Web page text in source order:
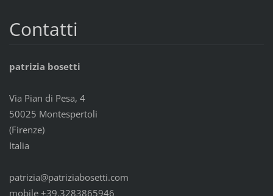
Contatti
patrizia bosetti
Via Pian di Pesa, 4
50025 Montespertoli
(Firenze)
Italia
patrizia@patriziabosetti.com
mobile +39.3283865946